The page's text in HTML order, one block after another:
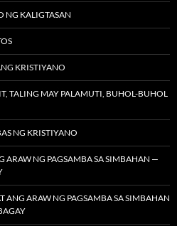
NG KALIGTASAN
KRISTIYANO
TALING MAY PALAMUTI, BUHOL-BUHOL
NG KRISTIYANO
ARAW NG PAGSAMBA SA SIMBAHAN —
ANG ARAW NG PAGSAMBA SA SIMBAHAN